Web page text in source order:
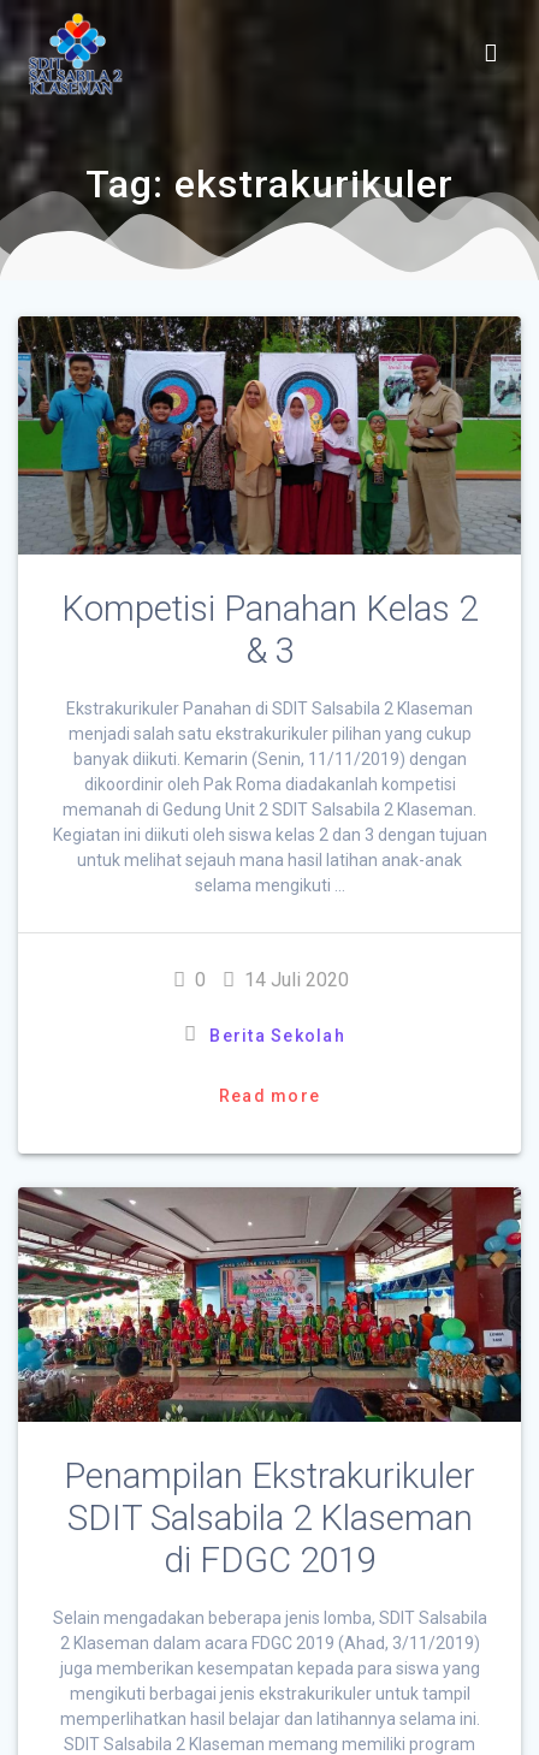
Tag: ekstrakurikuler
Kompetisi Panahan Kelas 2
& 3
Ekstrakurikuler Panahan di SDIT Salsabila 2 Klaseman
menjadi salah satu ekstrakurikuler pilihan yang cukup
banyak diikuti. Kemarin (Senin, 11/11/2019) dengan
dikoordinir oleh Pak Roma diadakanlah kompetisi
memanah di Gedung Unit 2 SDIT Salsabila 2 Klaseman.
Kegiatan ini diikuti oleh siswa kelas 2 dan 3 dengan tujuan
untuk melihat sejauh mana hasil latihan anak-anak
selama mengikuti …
0 14 Juli 2020
Berita Sekolah
Read more
Penampilan Ekstrakurikuler
SDIT Salsabila 2 Klaseman
di FDGC 2019
Selain mengadakan beberapa jenis lomba, SDIT Salsabila
2 Klaseman dalam acara FDGC 2019 (Ahad, 3/11/2019)
juga memberikan kesempatan kepada para siswa yang
mengikuti berbagai jenis ekstrakurikuler untuk tampil
memperlihatkan hasil belajar dan latihannya selama ini.
SDIT Salsabila 2 Klaseman memang memiliki program